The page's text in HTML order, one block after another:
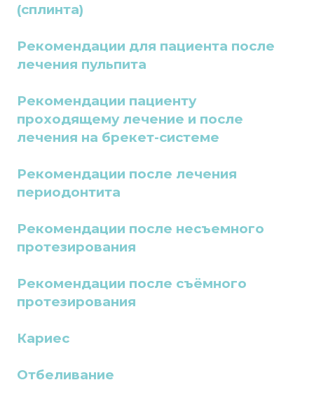
(сплинта)
Рекомендации для пациента после
лечения пульпита
Рекомендации пациенту
проходящему лечение и после
лечения на брекет-системе
Рекомендации после лечения
периодонтита
Рекомендации после несъемного
протезирования
Рекомендации после съёмного
протезирования
Кариес
Отбеливание